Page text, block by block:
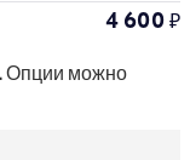
4 600₽
Опции можно